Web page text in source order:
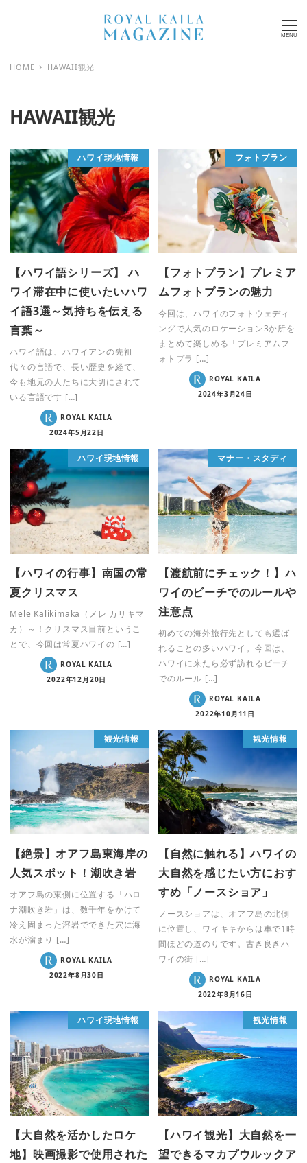
MENU
HOME HAWAII観光
HAWAII観光
ハワイ現地情報
【ハワイ語シリーズ】 ハ
ワイ滞在中に使いたいハワ
イ語3選～気持ちを伝える
言葉～
ハワイ語は、ハワイアンの先祖
代々の言語で、長い歴史を経て、
今も地元の人たちに大切にされて
いる言語です […]
ROYAL KAILA
2024年5月22日
フォトプラン
【フォトプラン】プレミア
ムフォトプランの魅力
今回は、ハワイのフォトウェディ
ングで人気のロケーション3か所を
まとめて楽しめる「プレミアムフ
ォトプラ […]
ROYAL KAILA
2024年3月24日
ハワイ現地情報
【ハワイの行事】南国の常
夏クリスマス
Mele Kalikimaka（メレ カリキマ
カ）～！クリスマス目前というこ
とで、今回は常夏ハワイの […]
ROYAL KAILA
2022年12月20日
マナー・スタディ
【渡航前にチェック！】ハ
ワイのビーチでのルールや
注意点
初めての海外旅行先としても選ば
れることの多いハワイ。今回は、
ハワイに来たら必ず訪れるビーチ
でのルール […]
ROYAL KAILA
2022年10月11日
観光情報
【絶景】オアフ島東海岸の
人気スポット！潮吹き岩
オアフ島の東側に位置する「ハロ
ナ潮吹き岩」は、数千年をかけて
冷え固まった溶岩でできた穴に海
水が溜まり […]
ROYAL KAILA
2022年8月30日
観光情報
【自然に触れる】ハワイの
大自然を感じたい方におす
すめ「ノースショア」
ノースショアは、オアフ島の北側
に位置し、ワイキキからは車で1時
間ほどの道のりです。古き良きハ
ワイの街 […]
ROYAL KAILA
2022年8月16日
ハワイ現地情報
【大自然を活かしたロケ
地】映画撮影で使用された
観光情報
【ハワイ観光】大自然を一
望できるマカプウルックア